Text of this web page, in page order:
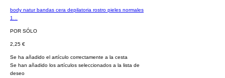
body natur bandas cera depilatoria rostro pieles normales
1...
POR SÓLO
2,25 €
Se ha añadido el artículo correctamente a la cesta
Se han añadido los artículos seleccionados a la lista de
deseo